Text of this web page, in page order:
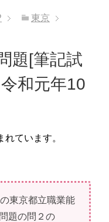
東京
題[筆記試
和元年10
ています。
東京都立職業能
題の問２の